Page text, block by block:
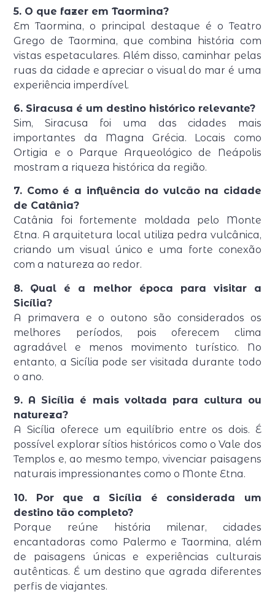
5. O que fazer em Taormina?
EmTaormina, o principal destaque é o Teatro
Grego de Taormina, que combina história com
vistas espetaculares. Além disso, caminhar pelas
ruas da cidade e apreciar o visual do mar é uma
experiência imperdível.
6. Siracusa é um destino histórico relevante?
Sim, Siracusa
foi uma das cidades mais
importantes da Magna Grécia. Locais como
Ortigia
e o Parque Arqueológico de Neápolis
mostram a riqueza histórica da região.
7. Como é a influência do vulcão na cidade
de Catânia?
Catânia
foi fortemente moldada pelo
Monte
Etna. A arquitetura local utiliza pedra vulcânica,
criando um visual único e uma forte conexão
com a natureza ao redor.
8. Qual é a melhor época para visitar a
Sicília?
A primavera e o outono são considerados os
melhores períodos, pois oferecem clima
agradável e menos movimento turístico. No
entanto, a Sicília pode ser visitada durante todo
o ano.
9. A Sicília é mais voltada para cultura ou
natureza?
A Sicília oferece um equilíbrio entre os dois. É
possível explorar sítios históricos como oVale dos
Templos e, ao mesmo tempo, vivenciar paisagens
naturais impressionantes como o Monte Etna.
10. Por que a Sicília é considerada um
destino tão completo?
Porque reúne história milenar, cidades
encantadoras como Palermo e Taormina, além
de paisagens únicas e experiências culturais
autênticas. É um destino que agrada diferentes
perfis de viajantes.